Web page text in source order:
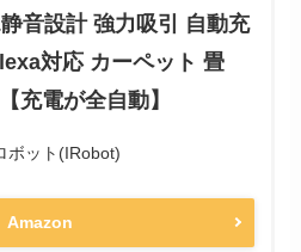
音設計 強力吸引 自動充
対応 カーペット 畳
充電が全自動】
ボット(IRobot)
Amazon